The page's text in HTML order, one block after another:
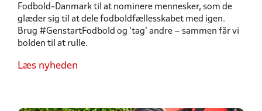
Fodbold-Danmark til at nominere mennesker, som de
glæder sig til at dele fodboldfællesskabet med igen.
Brug #GenstartFodbold og ’tag’ andre – sammen får vi
bolden til at rulle.
Læs nyheden